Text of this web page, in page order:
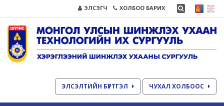
ЭЛСЭГЧ ХОЛБОО БАРИХ
ЭЛСЭЛТИЙН БҮРТГЭЛ ЧУХАЛ ХОЛБООС